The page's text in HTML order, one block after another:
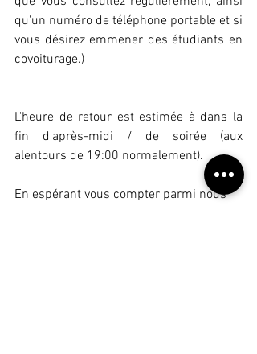
qu'un numéro de téléphone portable et si
vous désirez emmener des étudiants en
covoiturage.)
L'heure de retour est estimée à dans la
fin d'après-midi / de soirée (aux
alentours de 19:00 normalement).
En espérant vous compter parmi nous